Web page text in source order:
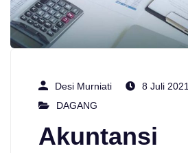
Desi Murniati
8 Juli 2021
DAGANG
Akuntansi